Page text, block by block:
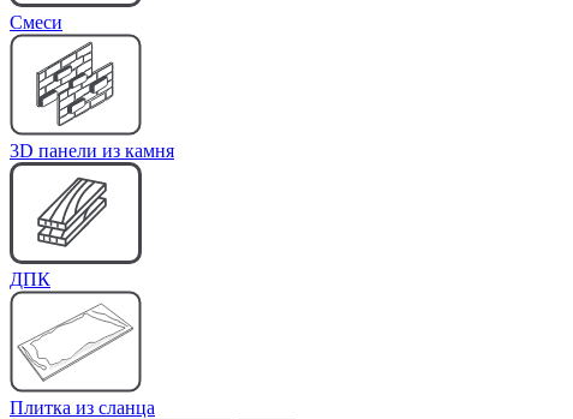
Cмеси
3D панели из камня
ДПК
Плитка из сланца